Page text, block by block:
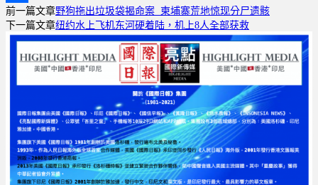
分
享
前一篇文章野狗拖出垃圾袋揭命案 柬埔寨荒地惊现分尸遗骸
下一篇文章纽约水上飞机东河硬着陆，机上8人全部获救